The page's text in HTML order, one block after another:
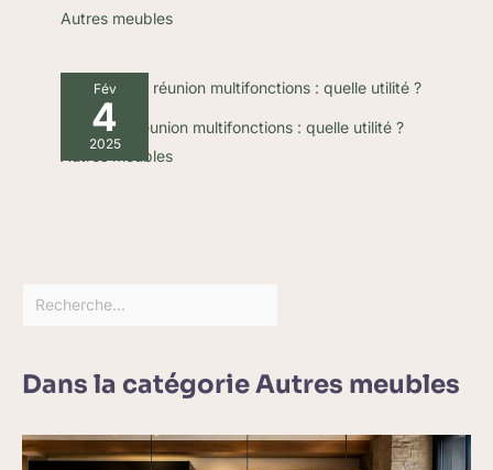
Autres meubles
Fév
4
2025
Tables de réunion multifonctions : quelle utilité ?
Autres meubles
Dans la catégorie Autres meubles